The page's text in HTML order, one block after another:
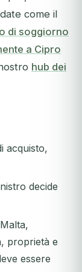
come il
di soggiorno
a Cipro
hub dei
acquisto,
decide
proprietà e
essere